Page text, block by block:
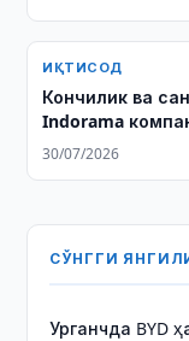
ИҚТИСОД
Кончилик ва
Indorama
муҳокама қилди
30/07/2026
СЎНГГИ
Урганчда BYD